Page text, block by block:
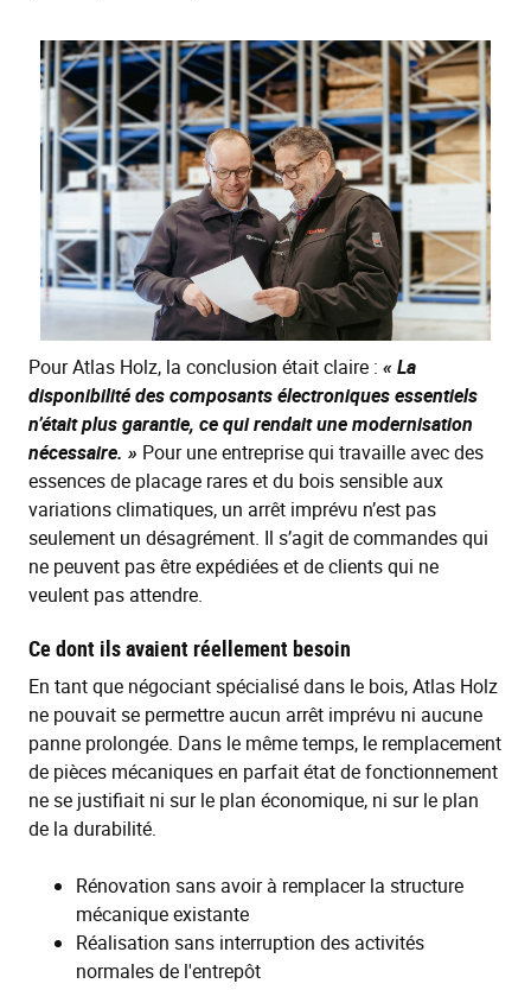
Pour Atlas Holz, la conclusion était claire : « La
disponibilité des composants électroniques essentiels
n’était plus garantie, ce qui rendait une modernisation
nécessaire. » Pour une entreprise qui travaille avec des
essences de placage rares et du bois sensible aux
variations climatiques, un arrêt imprévu n’est pas
seulement un désagrément. Il s’agit de commandes qui
ne peuvent pas être expédiées et de clients qui ne
veulent pas attendre.
Ce dont ils avaient réellement besoin
En tant que négociant spécialisé dans le bois, Atlas Holz
ne pouvait se permettre aucun arrêt imprévu ni aucune
panne prolongée. Dans le même temps, le remplacement
de pièces mécaniques en parfait état de fonctionnement
ne se justifiait ni sur le plan économique, ni sur le plan
de la durabilité.
Rénovation sans avoir à remplacer la structure
mécanique existante
Réalisation sans interruption des activités
normales de l'entrepôt